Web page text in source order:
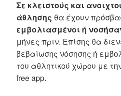
Σε κλειστούς και
άθλησης θα έχουν
εμβολιασμένοι ή
μήνες πριν. Επίσης θα
βεβαίωσης νόσησης ή
του αθλητικού χώρου με
free app.